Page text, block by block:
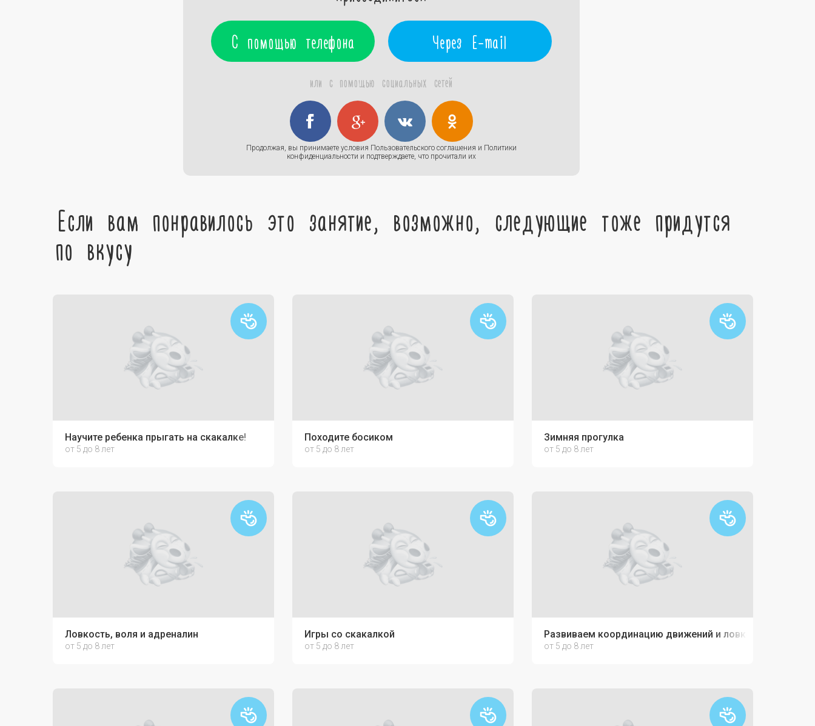
С помощью телефона Через E-mail
или с помощью социальных сетей
Продолжая, вы принимаете условия Пользовательского соглашения и Политики
конфиденциальности и подтверждаете, что прочитали их
Если вам понравилось это занятие, возможно, следующие тоже придутся
по вкусу
Научите ребенка прыгать на скакалке!
от 5 до 8 лет
Походите босиком
от 5 до 8 лет
Зимняя прогулка
от 5 до 8 лет
Ловкость, воля и адреналин
от 5 до 8 лет
Игры со скакалкой
от 5 до 8 лет
Развиваем координацию движений и ловкость
от 5 до 8 лет